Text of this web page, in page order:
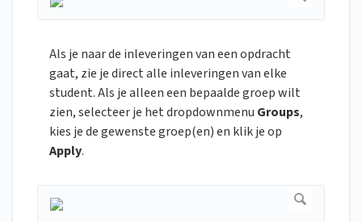
Als je naar de inleveringen van een opdracht
gaat, zie je direct alle inleveringen van elke
student. Als je alleen een bepaalde groep wilt
zien, selecteer je het dropdownmenu Groups,
kies je de gewenste groep(en) en klik je op
Apply.